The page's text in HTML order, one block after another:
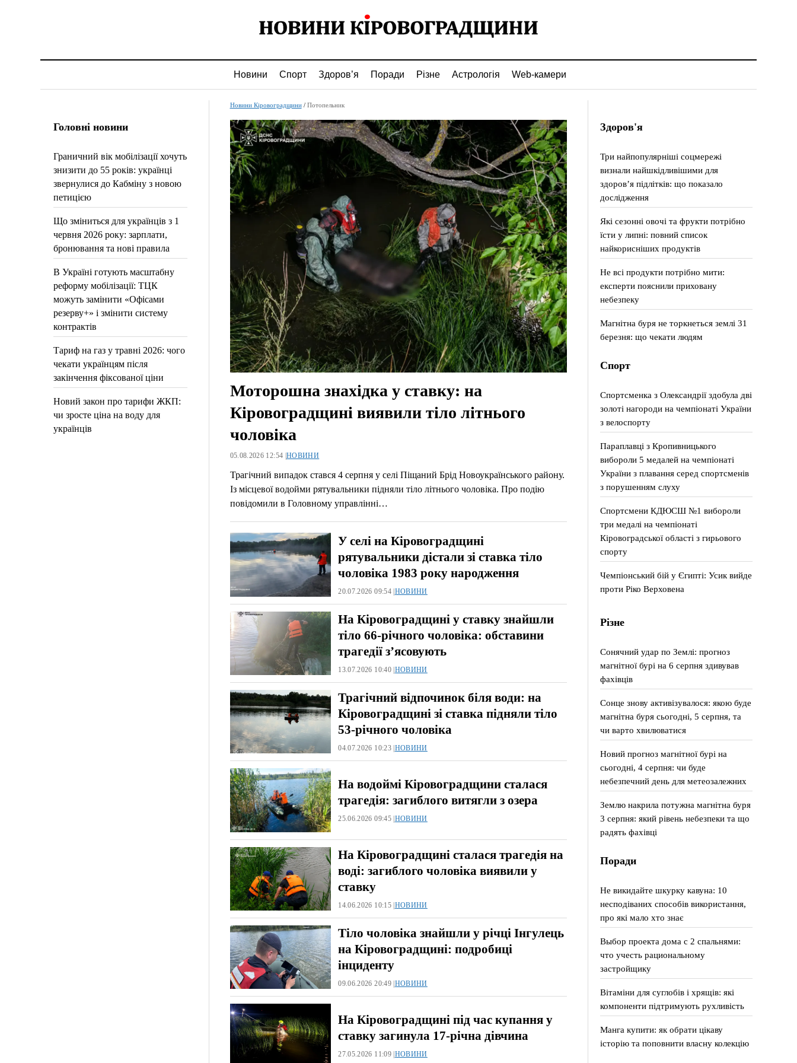
Новини Спорт Здоров’я Поради Різне Астрологія Web-камери
Головні новини
Граничний вік мобілізації хочуть
знизити до 55 років: українці
звернулися до Кабміну з новою
петицією
Що зміниться для українців з 1
червня 2026 року: зарплати,
бронювання та нові правила
В Україні готують масштабну
реформу мобілізації: ТЦК
можуть замінити «Офісами
резерву+» і змінити систему
контрактів
Тариф на газ у травні 2026: чого
чекати українцям після
закінчення фіксованої ціни
Новий закон про тарифи ЖКП:
чи зросте ціна на воду для
українців
Новини Кіровоградщини/ Потопельник
Моторошна знахідка у ставку: на
Кіровоградщині виявили тіло літнього
чоловіка
05.08.2026 12:54 |НОВИНИ
Трагічний випадок стався 4 серпня у селі Піщаний Брід Новоукраїнського району.
Із місцевої водойми рятувальники підняли тіло літнього чоловіка. Про подію
повідомили в Головному управлінні…
У селі на Кіровоградщині
рятувальники дістали зі ставка тіло
чоловіка 1983 року народження
20.07.2026 09:54 |НОВИНИ
На Кіровоградщині у ставку знайшли
тіло 66-річного чоловіка: обставини
трагедії з’ясовують
13.07.2026 10:40 |НОВИНИ
Трагічний відпочинок біля води: на
Кіровоградщині зі ставка підняли тіло
53-річного чоловіка
04.07.2026 10:23 | НОВИНИ
На водоймі Кіровоградщини сталася
трагедія: загиблого витягли з озера
25.06.2026 09:45 | НОВИНИ
На Кіровоградщині сталася трагедія на
воді: загиблого чоловіка виявили у
ставку
14.06.2026 10:15 |НОВИНИ
Тіло чоловіка знайшли у річці Інгулець
на Кіровоградщині: подробиці
інциденту
09.06.2026 20:49 | НОВИНИ
На Кіровоградщині під час купання у
ставку загинула 17-річна дівчина
27.05.2026 11:09 |НОВИНИ
Здоров'я
Три найпопулярніші соцмережі
визнали найшкідливішими для
здоров’я підлітків: що показало
дослідження
Які сезонні овочі та фрукти потрібно
їсти у липні: повний список
найкорисніших продуктів
Не всі продукти потрібно мити:
експерти пояснили приховану
небезпеку
Магнітна буря не торкнеться землі 31
березня: що чекати людям
Спорт
Спортсменка з Олександрії здобула дві
золоті нагороди на чемпіонаті України
з велоспорту
Параплавці з Кропивницького
вибороли 5 медалей на чемпіонаті
України з плавання серед спортсменів
з порушенням слуху
Спортсмени КДЮСШ №1 вибороли
три медалі на чемпіонаті
Кіровоградської області з гирьового
спорту
Чемпіонський бій у Єгипті: Усик вийде
проти Ріко Верховена
Різне
Сонячний удар по Землі: прогноз
магнітної бурі на 6 серпня здивував
фахівців
Сонце знову активізувалося: якою буде
магнітна буря сьогодні, 5 серпня, та
чи варто хвилюватися
Новий прогноз магнітної бурі на
сьогодні, 4 серпня: чи буде
небезпечний день для метеозалежних
Землю накрила потужна магнітна буря
3 серпня: який рівень небезпеки та що
радять фахівці
Поради
Не викидайте шкурку кавуна: 10
несподіваних способів використання,
про які мало хто знає
Выбор проекта дома с 2 спальнями:
что учесть рациональному
застройщику
Вітаміни для суглобів і хрящів: які
компоненти підтримують рухливість
Манга купити: як обрати цікаву
історію та поповнити власну колекцію